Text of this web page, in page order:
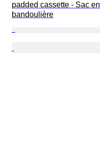
padded cassette - Sac en
bandoulière